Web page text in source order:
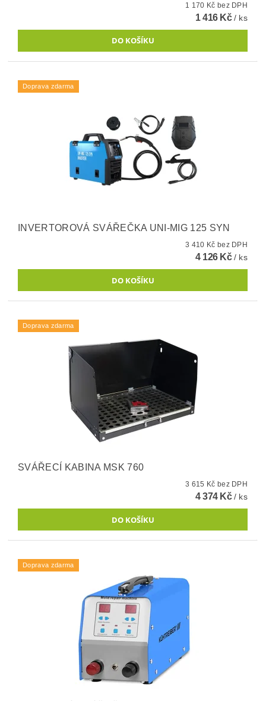
1 170 Kč bez DPH
1 416 Kč/ ks
Doprava zdarma
INVERTOROVÁ SVÁŘEČKA UNI-MIG 125 SYN
3 410 Kč bez DPH
4 126 Kč/ ks
Doprava zdarma
SVÁŘECÍ KABINA MSK 760
3 615 Kč bez DPH
4 374 Kč/ ks
Doprava zdarma